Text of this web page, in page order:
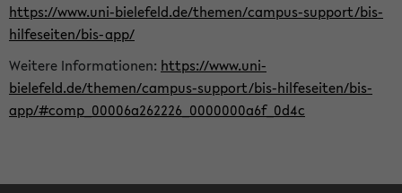
https://www.uni-bielefeld.de/themen/campus-support/bis-
hilfeseiten/bis-app/
Weitere Informationen: https://www.uni-
bielefeld.de/themen/campus-support/bis-hilfeseiten/bis-
app/#comp_00006a262226_0000000a6f_0d4c